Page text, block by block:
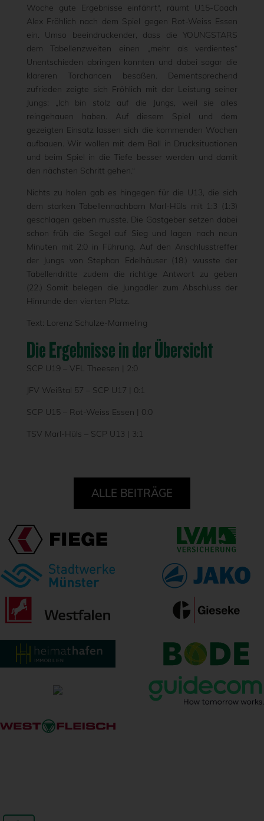
Woche gute Ergebnisse einfährt“, räumt U15-Coach
Alex Fröhlich nach dem Spiel gegen Rot-Weiss Essen
ein. Umso beeindruckender, dass die YOUNGSTARS
dem Tabellenzweiten einen „mehr als verdientes“
Unentschieden abringen konnten und dabei sogar die
klareren Torchancen besaßen. Dementsprechend
zufrieden zeigte sich Fröhlich mit der Leistung seiner
Jungs: „Ich bin stolz auf die Jungs, weil sie alles
reingehauen haben. Auf diesem Spiel und dem
gezeigten Einsatz lassen sich die kommenden Wochen
aufbauen. Wir wollen mit dem Ball in Drucksituationen
und beim Spiel in die Tiefe besser werden und damit
den nächsten Schritt gehen.“
Nichts zu holen gab es hingegen für die U13, die sich
dem starken Tabellennachbarn Marl-Hüls mit 1:3 (1:3)
geschlagen geben musste. Die Gastgeber setzen dabei
schon früh die Segel auf Sieg und lagen nach neun
Minuten mit 2:0 in Führung. Auf den Anschlusstreffer
der Jungs von Stephan Edelhäuser (18.) wusste der
Tabellendritte zudem die richtige Antwort zu geben
(22.) Somit belegen die Jungadler zum Abschluss der
Hinrunde den vierten Platz.
Text: Lorenz Schulze-Marmeling
Die Ergebnisse in der Übersicht
SCP U19 – VFL Theesen | 2:0
JFV Weißtal 57 – SCP U17 | 0:1
SCP U15 – Rot-Weiss Essen | 0:0
TSV Marl-Hüls – SCP U13 | 3:1
ALLE BEITRÄGE